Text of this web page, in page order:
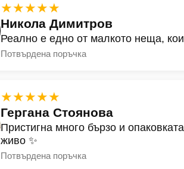
★★★★★
Никола Димитров
Реално е едно от малкото неща,
Потвърдена поръчка
★★★★★
Гергана Стоянова
Пристигна много бързо и
живо ✨
Потвърдена поръчка